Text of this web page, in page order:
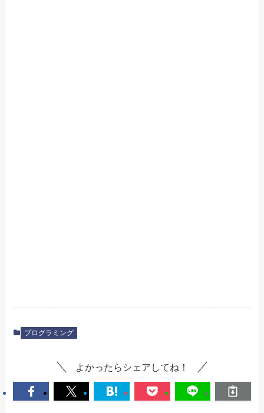
プログラミング
よかったらシェアしてね！